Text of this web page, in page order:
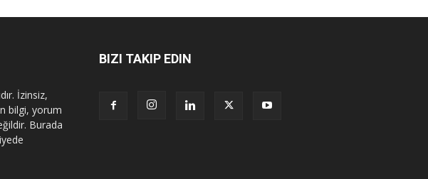
İzinsiz,
bilgi, yorum
Burada
BIZI TAKIP EDIN